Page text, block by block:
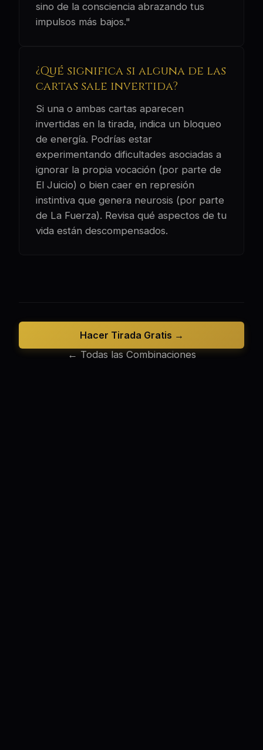
sino de la consciencia abrazando tus
impulsos más bajos."
¿Qué significa si alguna de las
cartas sale invertida?
Si una o ambas cartas aparecen
invertidas en la tirada, indica un bloqueo
de energía. Podrías estar
experimentando dificultades asociadas a
ignorar la propia vocación (por parte de
El Juicio) o bien caer en represión
instintiva que genera neurosis (por parte
de La Fuerza). Revisa qué aspectos de tu
vida están descompensados.
← Todas las Combinaciones
Hacer Tirada Gratis →